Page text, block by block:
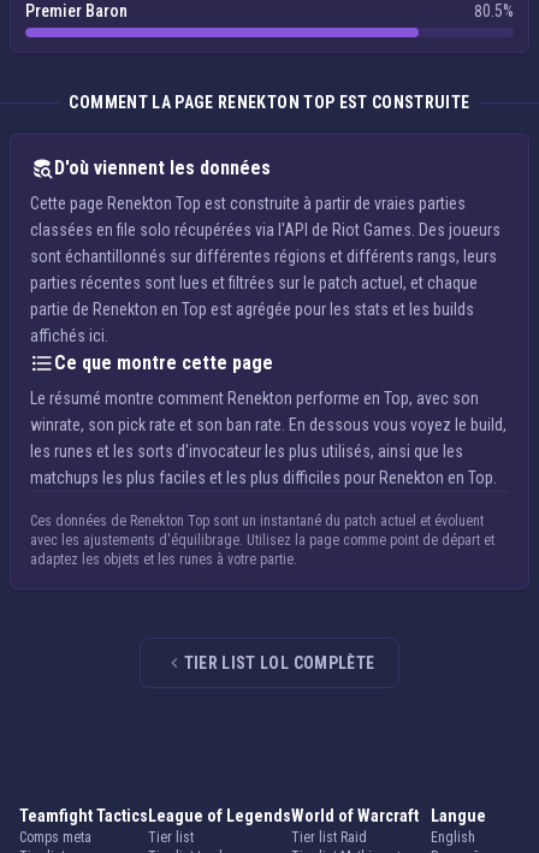
Premier Baron
80.5%
COMMENT LA PAGE RENEKTON TOP EST CONSTRUITE
D'où viennent les données
Cette page Renekton Top est construite à partir de vraies parties
classées en file solo récupérées via l'API de Riot Games. Des joueurs
sont échantillonnés sur différentes régions et différents rangs, leurs
parties récentes sont lues et filtrées sur le patch actuel, et chaque
partie de Renekton en Top est agrégée pour les stats et les builds
affichés ici.
Ce que montre cette page
Le résumé montre comment Renekton performe en Top, avec son
winrate, son pick rate et son ban rate. En dessous vous voyez le build,
les runes et les sorts d'invocateur les plus utilisés, ainsi que les
matchups les plus faciles et les plus difficiles pour Renekton en Top.
Ces données de Renekton Top sont un instantané du patch actuel et évoluent
avec les ajustements d'équilibrage. Utilisez la page comme point de départ et
adaptez les objets et les runes à votre partie.
TIER LIST LOL COMPLÈTE
Teamfight Tactics
Comps meta
League of Legends
Tier list
World of Warcraft
Tier list Raid
Langue
English